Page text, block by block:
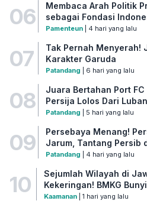
06
Membaca Arah Politik
sebagai Fondasi
Pamenteun| 4 hari yang lalu
07
Tak Pernah Menyerah!
Karakter Garuda
Patandang | 6 hari yang lalu
08
Juara Bertahan Port
Persija Lolos Dari
Patandang | 5 hari yang lalu
09
Persebaya Menang!
Jarum, Tantang Persib
Patandang | 4 hari yang lalu
10
Sejumlah Wilayah di
Kekeringan! BMKG
Kaamanan| 1 hari yang lalu